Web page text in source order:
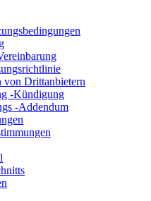
von Drittanbietern
-Kündigung
-Addendum